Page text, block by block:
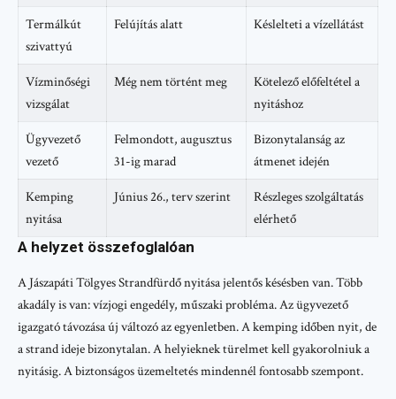
Termálkút
szivattyú
Felújítás alatt Késlelteti a vízellátást
Vízminőségi
vizsgálat
Még nem történt meg
Kötelező előfeltétel a
nyitáshoz
Ügyvezető
vezető
Felmondott, augusztus
31-ig marad
Bizonytalanság az
átmenet idején
Kemping
nyitása
Június 26., terv szerint
Részleges szolgáltatás
elérhető
A helyzet összefoglalóan
A Jászapáti Tölgyes Strandfürdő nyitása jelentős késésben van. Több
akadály is van: vízjogi engedély, műszaki probléma. Az ügyvezető
igazgató távozása új változó az egyenletben. A kemping időben nyit, de
a strand ideje bizonytalan. A helyieknek türelmet kell gyakorolniuk a
nyitásig. A biztonságos üzemeltetés mindennél fontosabb szempont.